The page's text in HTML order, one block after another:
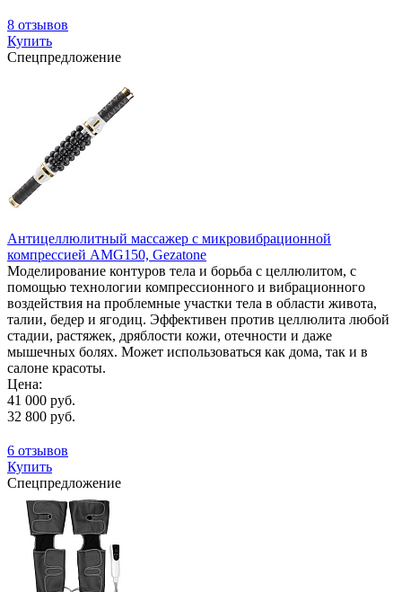
8 отзывов
Купить
Спецпредложение
Антицеллюлитный массажер с микровибрационной
компрессией AMG150, Gezatone
Моделирование контуров тела и борьба с целлюлитом, с
помощью технологии компрессионного и вибрационного
воздействия на проблемные участки тела в области живота,
талии, бедер и ягодиц. Эффективен против целлюлита любой
стадии, растяжек, дряблости кожи, отечности и даже
мышечных болях. Может использоваться как дома, так и в
салоне красоты.
Цена:
41 000 руб.
32 800 руб.
6 отзывов
Купить
Спецпредложение